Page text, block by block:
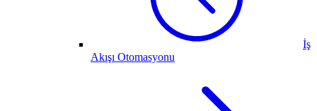
İş
Akışı Otomasyonu